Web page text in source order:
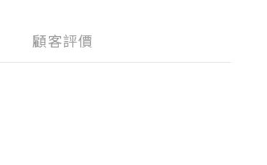
顧客評價